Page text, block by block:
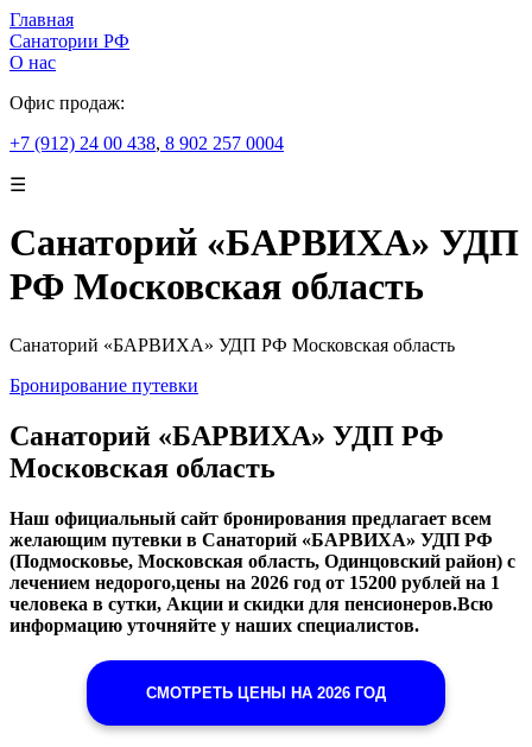
Главная
Санатории РФ
О нас
Офис продаж:
+7 (912) 24 00 438, 8 902 257 0004
☰
Санаторий «БАРВИХА» УДП
РФ Московская область
Санаторий «БАРВИХА» УДП РФ Московская область
Бронирование путевки
Санаторий «БАРВИХА» УДП РФ
Московская область
Наш официальный сайт бронирования предлагает всем
желающим путевки в Санаторий «БАРВИХА» УДП РФ
(Подмосковье, Московская область, Одинцовский район) с
лечением недорого,цены на 2026 год от 15200 рублей на 1
человека в сутки, Акции и скидки для пенсионеров.Всю
информацию уточняйте у наших специалистов.
СМОТРЕТЬ ЦЕНЫ НА 2026 ГОД